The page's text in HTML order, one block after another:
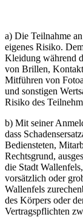
a) Die Teilnahme
eigenes Risiko.
Kleidung während
von Brillen,
Mitführen von
und sonstigen
Risiko des
b) Mit seiner
dass
Bediensteten,
Rechtsgrund,
die Stadt
vorsätzlich oder
Wallenfels
des Körpers oder
Vertragspflichten